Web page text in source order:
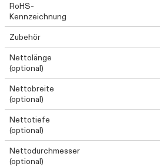
RoHS-
Kennzeichnung
Zubehör
Nettolänge
(optional)
Nettobreite
(optional)
Nettotiefe
(optional)
Nettodurchmesser
(optional)